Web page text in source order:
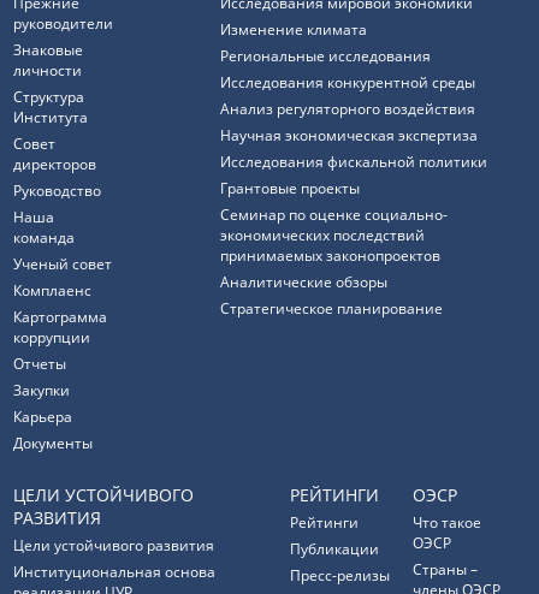
руководители
Знаковые
личности
Структура
Института
Совет
директоров
Руководство
Наша
команда
Ученый совет
Комплаенс
Картограмма
коррупции
Отчеты
Закупки
Карьера
Документы
Изменение климата
Региональные исследования
Исследования конкурентной среды
Анализ регуляторного воздействия
Научная экономическая экспертиза
Исследования фискальной политики
Грантовые проекты
Семинар по оценке социально-
экономических последствий
принимаемых законопроектов
Аналитические обзоры
Стратегическое планирование
ЦЕЛИ УСТОЙЧИВОГО
РАЗВИТИЯ
Цели устойчивого развития
Институциональная основа
РЕЙТИНГИ
Рейтинги
Публикации
Пресс-релизы
ОЭСР
Что такое
ОЭСР
Страны –
члены ОЭСР